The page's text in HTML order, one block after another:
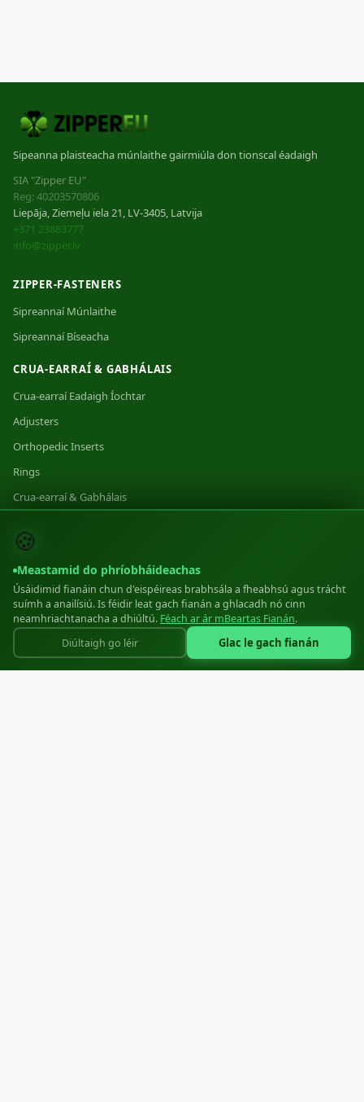
Sipeanna plaisteacha múnlaithe gairmiúla don tionscal éadaigh
SIA "Zipper EU"
Reg: 40203570806
Liepāja, Ziemeļu iela 21, LV-3405, Latvija
+371 23883777
info@zipper.lv
ZIPPER-FASTENERS
Sipreannaí Múnlaithe
Sipreannaí Bíseacha
CRUA-EARRAÍ & GABHÁLAIS
Crua-earraí Eadaigh Íochtar
Adjusters
Orthopedic Inserts
Rings
Crua-earraí & Gabhálais
Category 2
Category 3
MONARÚ
Equipment
🍪
Meastamid do phríobháideachas
Úsáidimid fianáin chun d'eispéireas brabhsála a fheabhsú agus trácht
suímh a anailísiú. Is féidir leat gach fianán a ghlacadh nó cinn
neamhriachtanacha a dhiúltú. Féach ar ár mBeartas Fianán.
Diúltaigh go léir
Glac le gach fianán